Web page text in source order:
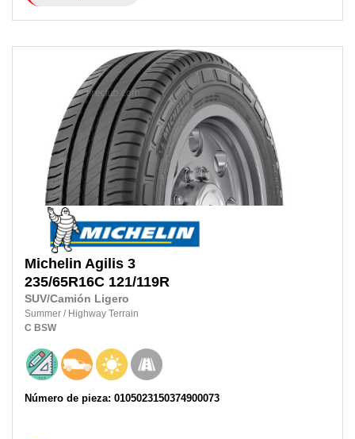
Michelin Agilis 3
235/65R16C 121/119R
SUV/Camión Ligero
Summer / Highway Terrain
C BSW
Número de pieza: 0105023150374900073